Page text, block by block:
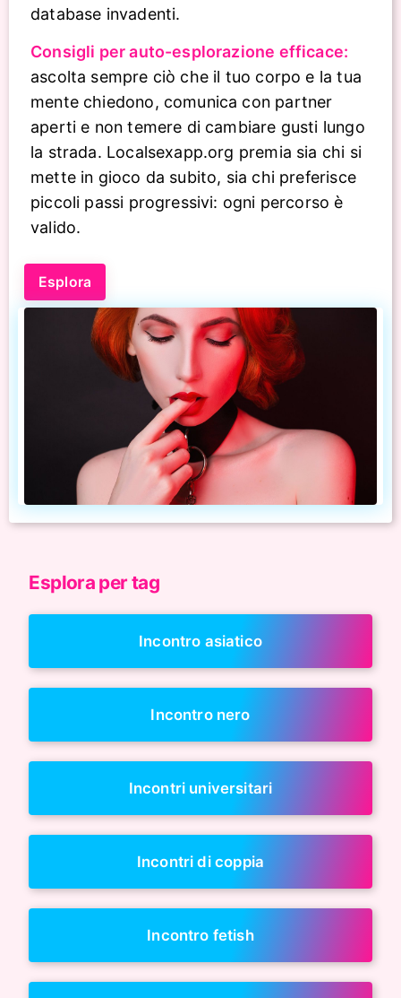
database invadenti.
Consigli per auto-esplorazione efficace:
ascolta sempre ciò che il tuo corpo e la tua
mente chiedono, comunica con partner
aperti e non temere di cambiare gusti lungo
la strada. Localsexapp.org premia sia chi si
mette in gioco da subito, sia chi preferisce
piccoli passi progressivi: ogni percorso è
valido.
Esplora
Esplora per tag
Incontro asiatico
Incontro nero
Incontri universitari
Incontri di coppia
Incontro fetish